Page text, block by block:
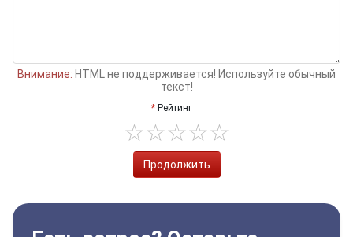
Внимание: HTML не поддерживается! Используйте обычный
текст!
Рейтинг
Продолжить